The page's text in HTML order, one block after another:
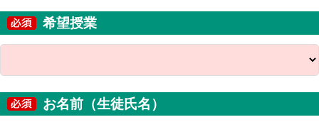
希望授業
お名前（生徒氏名）